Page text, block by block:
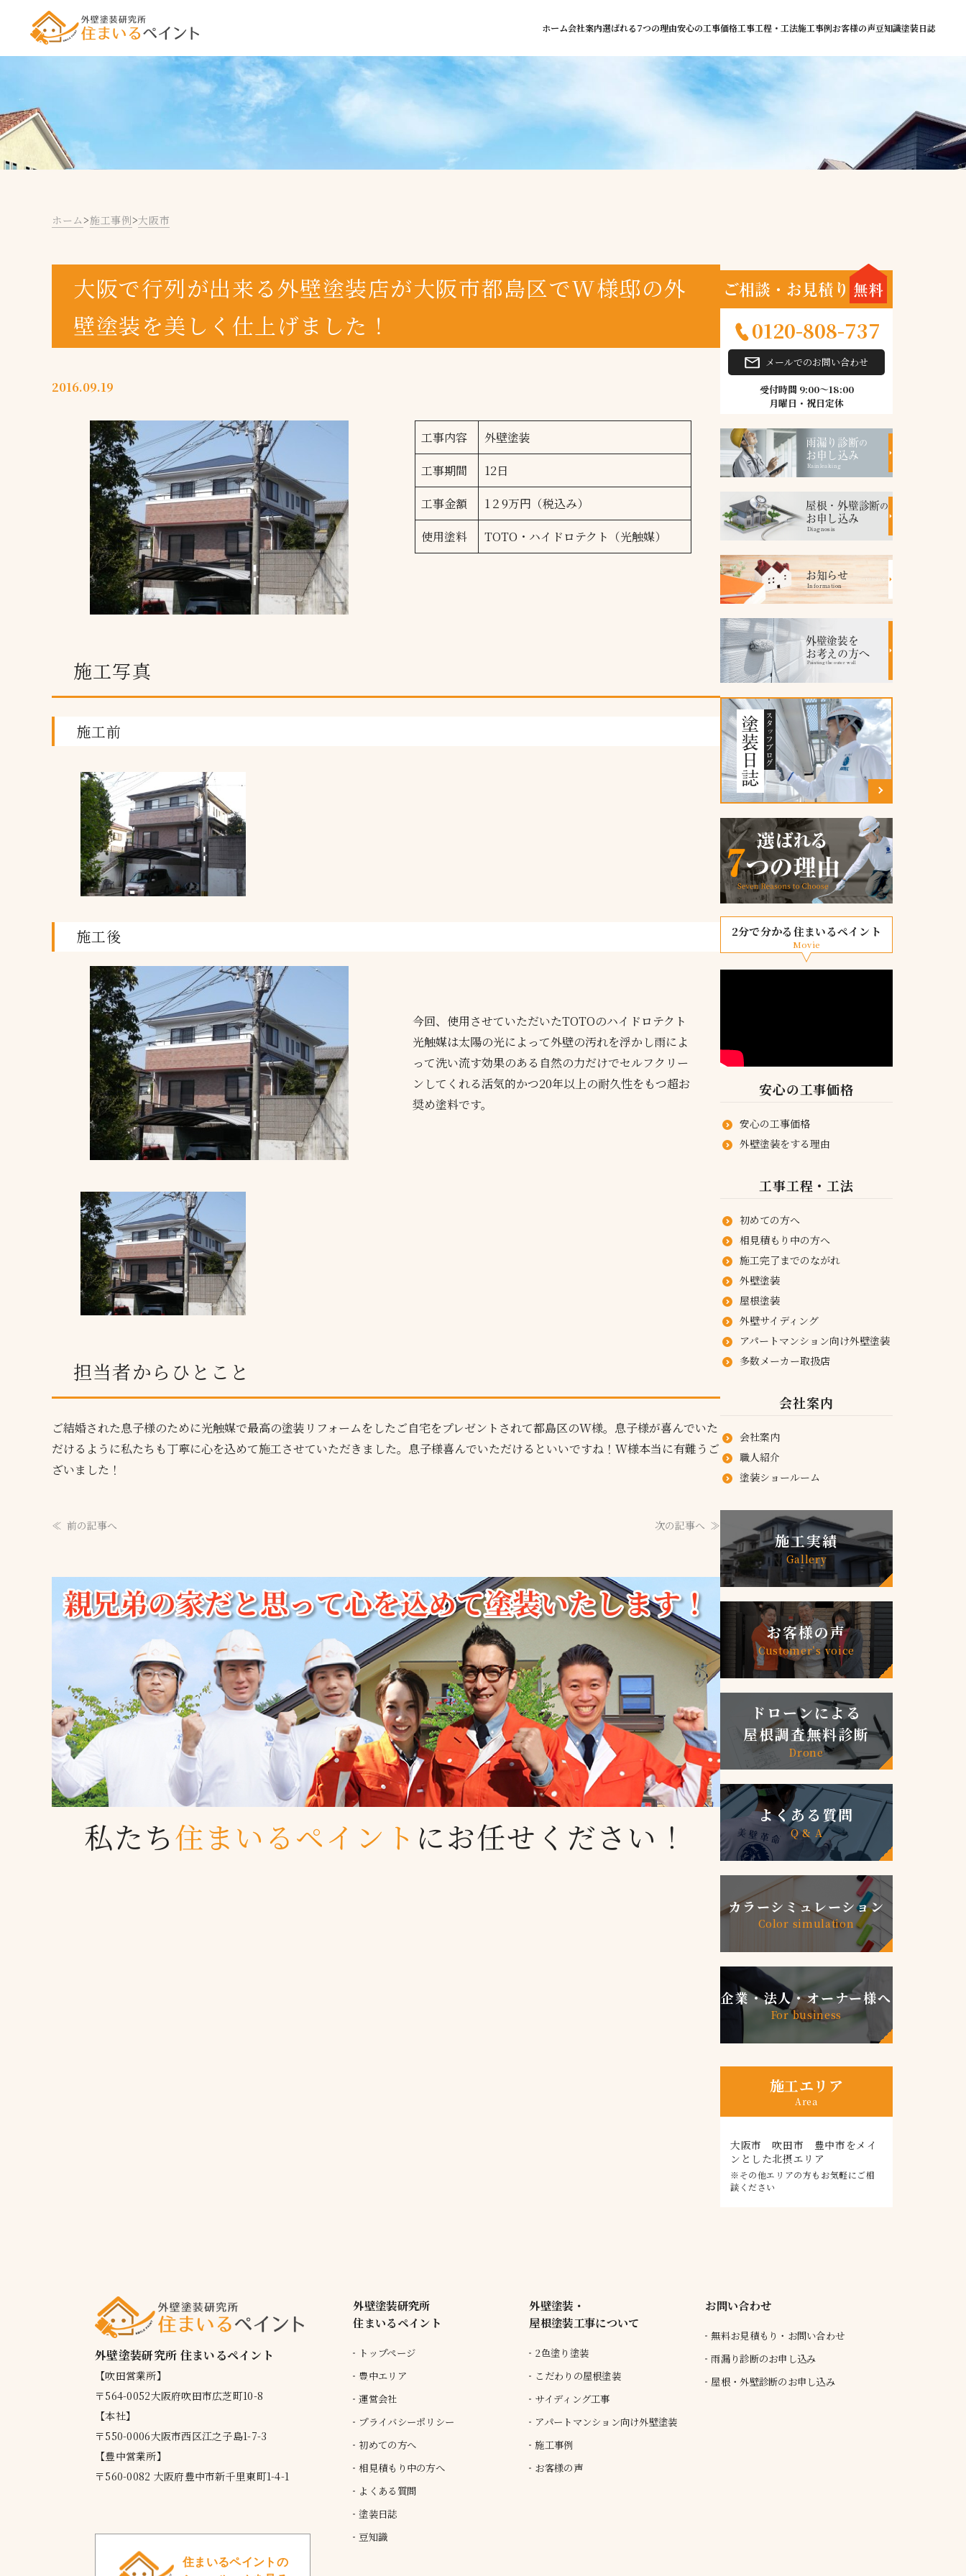
ホーム会社案内選ばれる7つの理由安心の工事価格工事工程・工法施工事例お客様の声豆知識塗装日誌
ホーム >施工事例>大阪市
大阪で行列が出来る外壁塗装店が大阪市都島区でW様邸の外
壁塗装を美しく仕上げました！
2016.09.19
工事内容
外壁塗装
工事期間
12日
工事金額
1２9万円（税込み）
使用塗料
TOTO・ハイドロテクト（光触媒）
施工写真
施工前
施工後
今回、使用させていただいたTOTOのハイドロテクト
光触媒は太陽の光によって外壁の汚れを浮かし雨によ
って洗い流す効果のある自然の力だけでセルフクリー
ンしてくれる活気的かつ20年以上の耐久性をもつ超お
奨め塗料です。
担当者からひとこと
ご結婚された息子様のために光触媒で最高の塗装リフォームをしたご自宅をプレゼントされて都島区のW様。息子様が喜んでいた
だけるように私たちも丁寧に心を込めて施工させていただきました。息子様喜んでいただけるといいですね！W様本当に有難うご
ざいました！
前の記事へ 次の記事へ
私たち住まいるペイント にお任せください！
ご相談・お見積り 無料
0120-808-737
メールでのお問い合わせ
受付時間 9:00～18:00
月曜日・祝日定休
雨漏り診断の
お申し込み
Rainleaking
屋根・外壁診断の
お申し込み
Diagnosis
お知らせ
Information
外壁塗装を
お考えの方へ
Painting the outer wall
スタッフブログ
塗装日誌
2分で分かる住まいるペイント
Movie
安心の工事価格
安心の工事価格
外壁塗装をする理由
工事工程・工法
初めての方へ
相見積もり中の方へ
施工完了までのながれ
外壁塗装
屋根塗装
外壁サイディング
アパートマンション向け外壁塗装
多数メーカー取扱店
会社案内
会社案内
職人紹介
塗装ショールーム
施工実績
Gallery
お客様の声
Customer’s voice
ドローンによる
屋根調査無料診断
Drone
よくある質問
Q & A
カラーシミュレーション
Color simulation
企業・法人・オーナー様へ
For business
施工エリア
Area
大阪市 吹田市 豊中市をメイ
ンとした北摂エリア
※その他エリアの方もお気軽にご相
談ください
外壁塗装研究所 住まいるペイント
【吹田営業所】
〒564-0052大阪府吹田市広芝町10-8
【本社】
〒550-0006大阪市西区江之子島1-7-3
【豊中営業所】
〒560-0082 大阪府豊中市新千里東町1-4-1
住まいるペイントの
外壁塗装研究所
住まいるペイント
トップページ
豊中エリア
運営会社
プライバシーポリシー
初めての方へ
相見積もり中の方へ
よくある質問
塗装日誌
豆知識
外壁塗装・
屋根塗装工事について
2色塗り塗装
こだわりの屋根塗装
サイディング工事
アパートマンション向け外壁塗装
施工事例
お客様の声
お問い合わせ
無料お見積もり・お問い合わせ
雨漏り診断のお申し込み
屋根・外壁診断のお申し込み